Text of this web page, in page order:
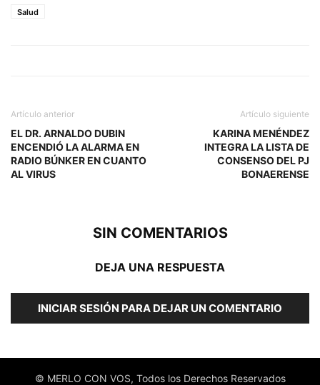
Salud
Artículo anterior
EL DR. ARNALDO DUBIN
ENCENDIÓ LA ALARMA EN
RADIO BÚNKER EN CUANTO
AL VIRUS
Artículo siguiente
KARINA MENÉNDEZ
INTEGRA LA LISTA DE
CONSENSO DEL PJ
BONAERENSE
SIN COMENTARIOS
DEJA UNA RESPUESTA
INICIAR SESIÓN PARA DEJAR UN COMENTARIO
© MERLO CON VOS, Todos los Derechos Reservados